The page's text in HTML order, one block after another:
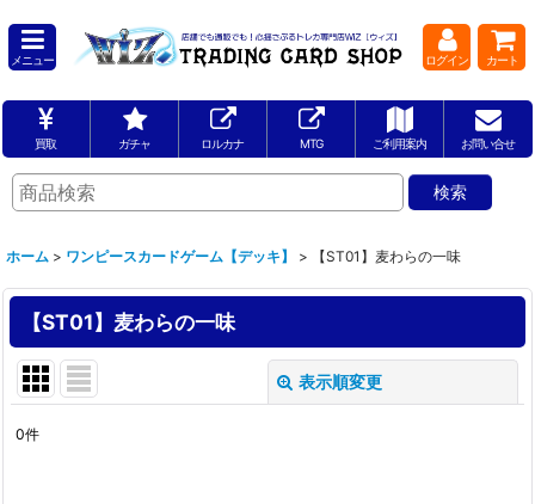
メニュー ログイン カート
買取 ガチャ ロルカナ MTG ご利用案内 お問い合せ
ホーム > ワンピースカードゲーム【デッキ】 > 【ST01】麦わらの一味
【ST01】麦わらの一味
表示順変更
0件